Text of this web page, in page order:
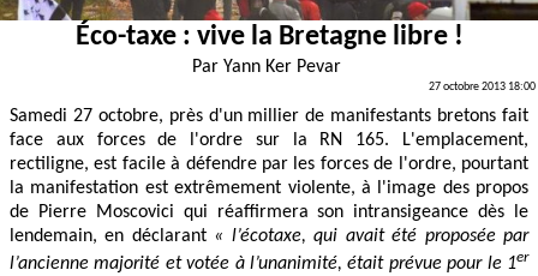
Éco-taxe : vive la Bretagne libre !
Par Yann Ker Pevar
27 octobre 2013 18:00
Samedi 27 octobre, près d'un millier de manifestants bretons fait
face aux forces de l'ordre sur la RN 165. L'emplacement,
rectiligne, est facile à défendre par les forces de l'ordre, pourtant
la manifestation est extrêmement violente, à l'image des propos
de Pierre Moscovici qui réaffirmera son intransigeance dès le
lendemain, en déclarant « l’écotaxe, qui avait été proposée par
l’ancienne majorité et votée à l’unanimité, était prévue pour le 1er